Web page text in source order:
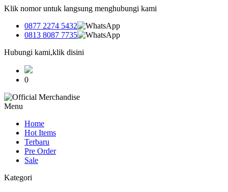
Klik nomor untuk langsung menghubungi kami
0877 2274 5432
0813 8087 7735
Hubungi kami,klik disini
0
Menu
Home
Hot Items
Terbaru
Pre Order
Sale
Kategori